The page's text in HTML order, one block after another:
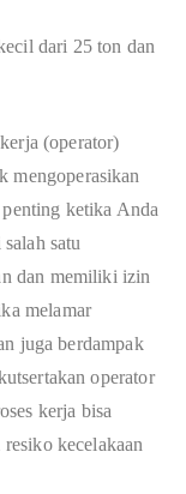
dari 25 ton dan
(operator)
mengoperasikan
ketika Anda
satu
dan memiliki izin
melamar
juga berdampak
operator
kerja bisa
kecelakaan